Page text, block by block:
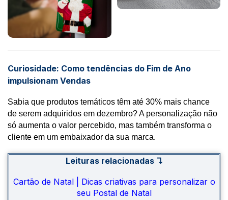
Curiosidade: Como tendências do Fim de Ano
impulsionam Vendas
Sabia que produtos temáticos têm até 30% mais chance
de serem adquiridos em dezembro? A personalização não
só aumenta o valor percebido, mas também transforma o
cliente em um embaixador da sua marca.
Leituras relacionadas ↴
Cartão de Natal | Dicas criativas para personalizar o
seu Postal de Natal